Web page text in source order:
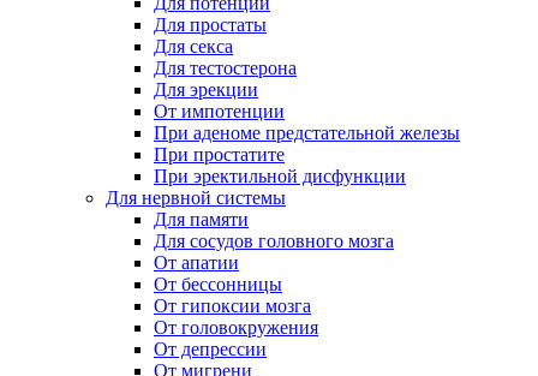
Для простаты
Для секса
Для тестостерона
Для эрекции
От импотенции
При аденоме предстательной железы
При простатите
При эректильной дисфункции
Для нервной системы
Для памяти
Для сосудов головного мозга
От апатии
От бессонницы
От гипоксии мозга
От головокружения
От депрессии
От мигрени